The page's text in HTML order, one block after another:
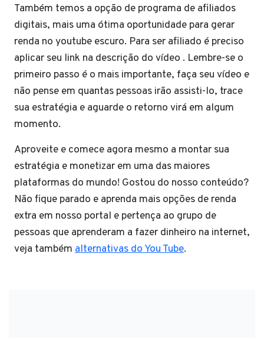
Também temos a opção de programa de afiliados
digitais, mais uma ótima oportunidade para gerar
renda no youtube escuro. Para ser afiliado é preciso
aplicar seu link na descrição do vídeo . Lembre-se o
primeiro passo é o mais importante, faça seu vídeo e
não pense em quantas pessoas irão assisti-lo, trace
sua estratégia e aguarde o retorno virá em algum
momento.
Aproveite e comece agora mesmo a montar sua
estratégia e monetizar em uma das maiores
plataformas do mundo! Gostou do nosso conteúdo?
Não fique parado e aprenda mais opções de renda
extra em nosso portal e pertença ao grupo de
pessoas que aprenderam a fazer dinheiro na internet,
veja também alternativas do You Tube.